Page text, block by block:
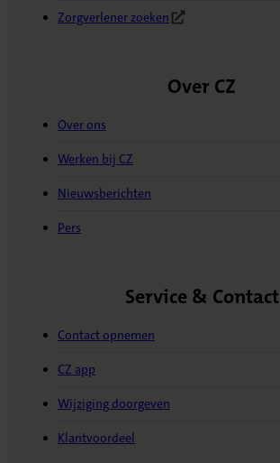
Zorgverlener zoeken
(Opent in nieuw tabblad)
Over CZ
Over ons
Werken bij CZ
Nieuwsberichten
Pers
Service & Contact
Contact opnemen
CZ app
Wijziging doorgeven
Klantvoordeel